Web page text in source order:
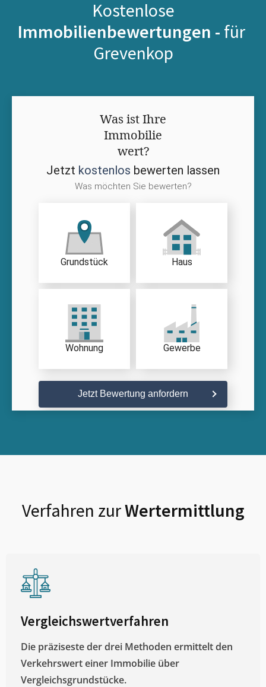
Kostenlose
Immobilienbewertungen - für
Grevenkop
Was ist Ihre
Immobilie
wert?
Jetzt kostenlos bewerten lassen
Was möchten Sie bewerten?
Grundstück Haus
Wohnung Gewerbe
Jetzt Bewertung anfordern
Verfahren zurWertermittlung
Vergleichswertverfahren
Die präziseste der drei Methoden ermittelt den
Verkehrswert einer Immobilie über
Vergleichsgrundstücke.